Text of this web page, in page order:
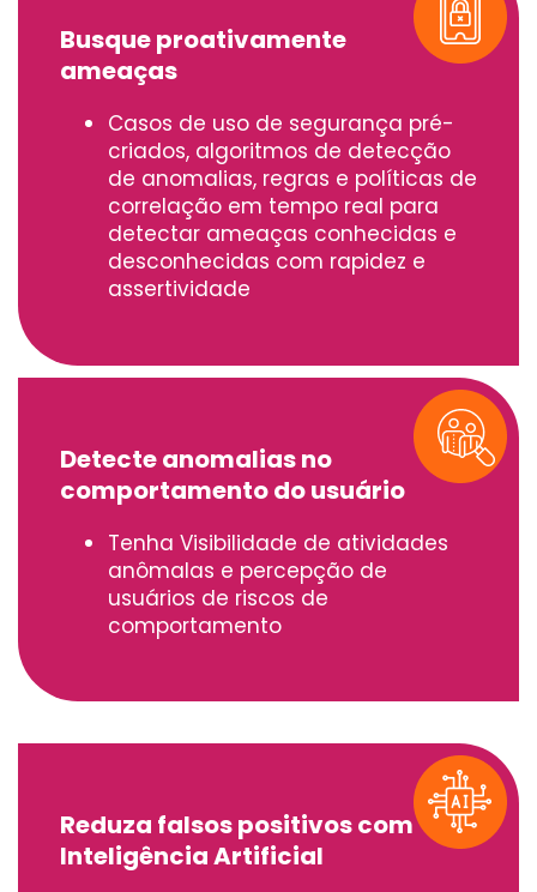
Busque proativamente
ameaças
Casos de uso de segurança pré-
criados, algoritmos de detecção
de anomalias, regras e políticas de
correlação em tempo real para
detectar ameaças conhecidas e
desconhecidas com rapidez e
assertividade
Detecte anomalias no
comportamento do usuário
Tenha Visibilidade de atividades
anômalas e percepção de
usuários de riscos de
comportamento
Reduza falsos positivos com
Inteligência Artificial